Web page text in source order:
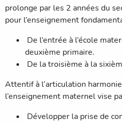
prolonge par les 2 années du
pour l’enseignement
De l’entrée à l’école
deuxième primaire.
De la troisième à la
Attentif à l’articulation
l’enseignement maternel vise
Développer la prise de